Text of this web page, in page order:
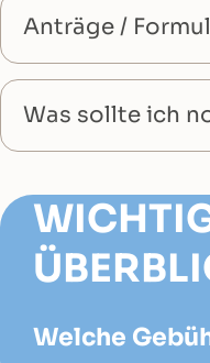
Anträge /
Was sollte ich
Welche